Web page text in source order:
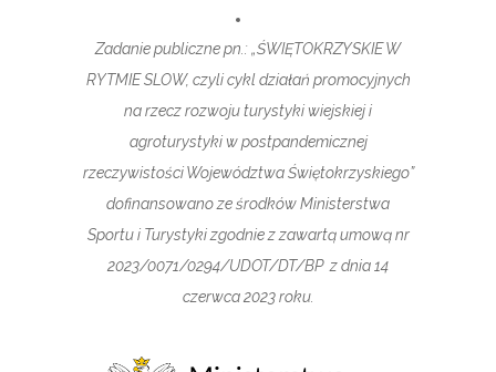
Zadanie publiczne pn.: „ŚWIĘTOKRZYSKIE W
RYTMIE SLOW, czyli cykl działań promocyjnych
na rzecz rozwoju turystyki wiejskiej i
agroturystyki w postpandemicznej
rzeczywistości Województwa Świętokrzyskiego”
dofinansowano ze środków Ministerstwa
Sportu i Turystyki zgodnie z zawartą umową nr
2023/0071/0294/UDOT/DT/BP z dnia 14
czerwca 2023 roku.